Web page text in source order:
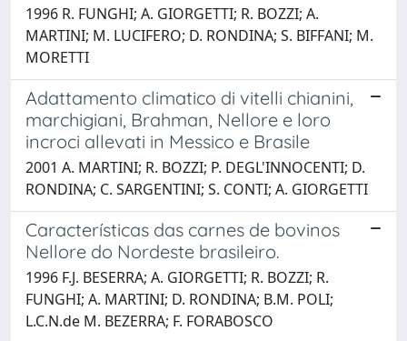
1996 R. FUNGHI; A. GIORGETTI; R. BOZZI; A.
MARTINI; M. LUCIFERO; D. RONDINA; S. BIFFANI; M.
MORETTI
Adattamento climatico di vitelli chianini,
marchigiani, Brahman, Nellore e loro
incroci allevati in Messico e Brasile
2001 A. MARTINI; R. BOZZI; P. DEGL'INNOCENTI; D.
RONDINA; C. SARGENTINI; S. CONTI; A. GIORGETTI
Características das carnes de bovinos
Nellore do Nordeste brasileiro.
1996 F.J. BESERRA; A. GIORGETTI; R. BOZZI; R.
FUNGHI; A. MARTINI; D. RONDINA; B.M. POLI;
L.C.N.de M. BEZERRA; F. FORABOSCO